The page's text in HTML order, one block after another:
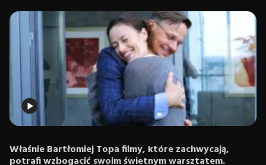
Właśnie Bartłomiej Topa filmy, które zachwycają,
potrafi wzbogacić swoim świetnym warsztatem.